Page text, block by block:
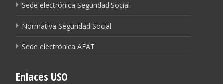
Sede electrónica Seguridad Social
Normativa Seguridad Social
Sede electrónica AEAT
Enlaces USO